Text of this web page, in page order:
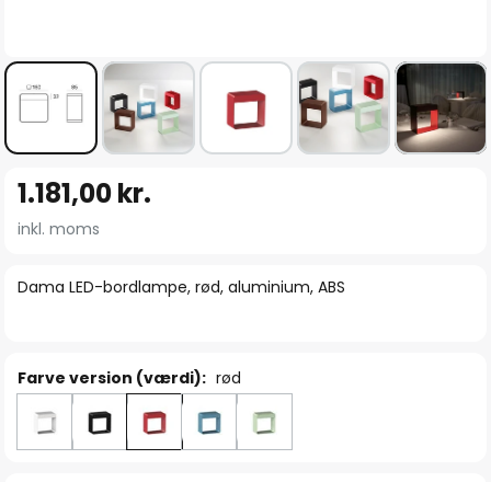
starten
billedgalleriet
Dama LED-bordlampe, rød, aluminium, ABS
1.181,00 kr.
inkl. moms
Farve version (værdi): rød